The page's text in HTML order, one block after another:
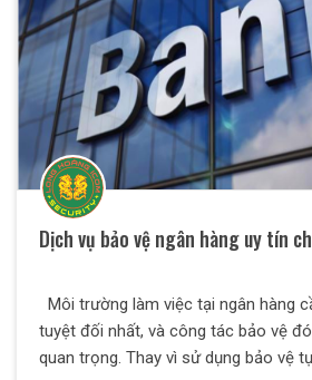
Dịch vụ bảo vệ ngân hàng uy tín
Môi trường làm việc tại ngân hàng
tuyệt đối nhất, và công tác bảo vệ
quan trọng. Thay vì sử dụng bảo vệ